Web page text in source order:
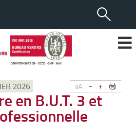
aA - +
2026
en B.U.T. 3 et